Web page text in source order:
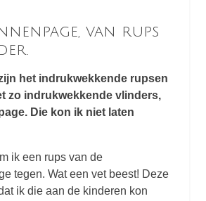
van rups
het indrukwekkende rupsen
zo indrukwekkende vlinders,
Die kon ik niet laten
ik een rups van de
tegen. Wat een vet beest! Deze
ik die aan de kinderen kon